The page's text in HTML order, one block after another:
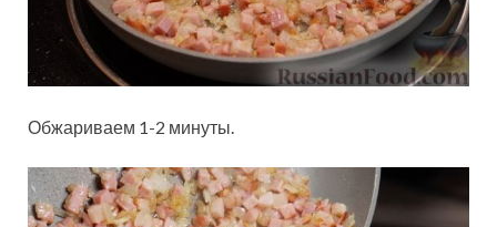
Обжариваем 1-2 минуты.